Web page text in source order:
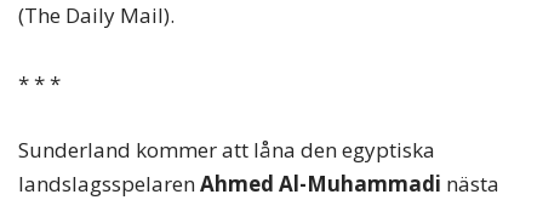
(The Daily Mail).
* * *
Sunderland kommer att låna den egyptiska
landslagsspelarenAhmed Al-Muhammadi nästa